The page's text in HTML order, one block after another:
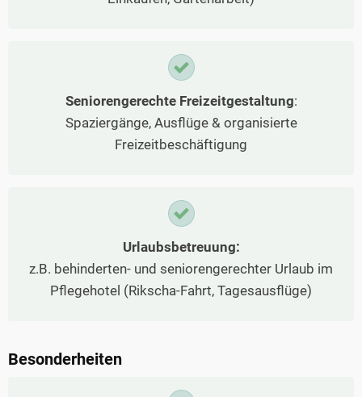
Seniorengerechte Freizeitgestaltung:
Spaziergänge, Ausflüge & organisierte
Freizeitbeschäftigung
Urlaubsbetreuung:
z.B. behinderten- und seniorengerechter Urlaub im
Pflegehotel (Rikscha-Fahrt, Tagesausflüge)
Besonderheiten